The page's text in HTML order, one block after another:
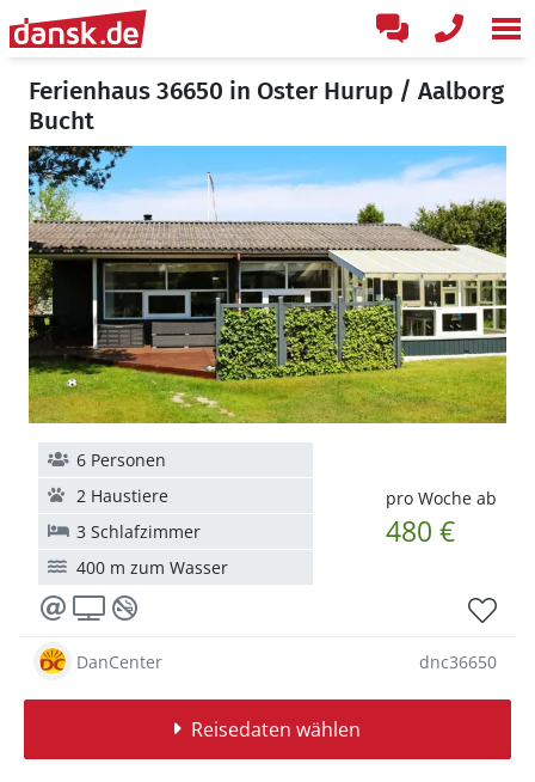
Ferienhaus 36650 in Oster Hurup / Aalborg
Bucht
pro Woche ab
480 €
6 Personen
2 Haustiere
3 Schlafzimmer
400 m zum Wasser
DanCenter dnc36650
Reisedaten wählen